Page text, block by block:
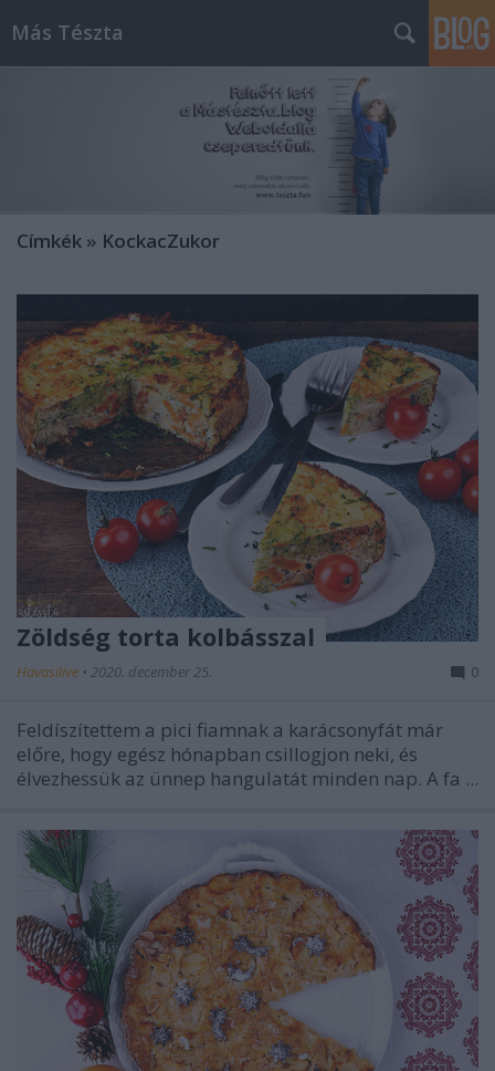
Más Tészta
Címkék » KockacZukor
Zöldség torta kolbásszal
Havasilive • 2020. december 25. 0
Feldíszítettem a pici fiamnak a karácsonyfát már
előre, hogy egész hónapban csillogjon neki, és
élvezhessük az ünnep hangulatát minden nap. A fa ...